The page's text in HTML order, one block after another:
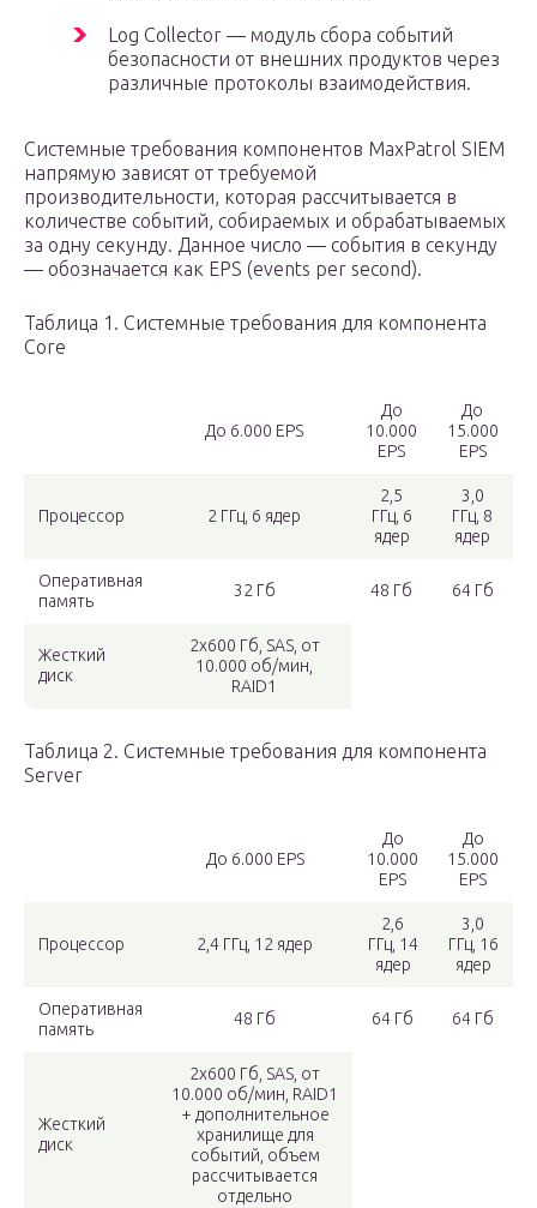
Log Collector — модуль сбора событий
безопасности от внешних продуктов через
различные протоколы взаимодействия.
Системные требования компонентов MaxPatrol SIEM
напрямую зависят от требуемой
производительности, которая рассчитывается в
количестве событий, собираемых и обрабатываемых
за одну секунду. Данное число — события в секунду
— обозначается как EPS (events per second).
Таблица 1. Системные требования для компонента
Core
До 6.000 EPS
До
10.000
EPS
До
15.000
EPS
Процессор 2 ГГц, 6 ядер
2,5
ГГц, 6
ядер
3,0
ГГц, 8
ядер
Оперативная
память
32 Гб 48 Гб 64 Гб
Жесткий
диск
2х600 Гб, SAS, от
10.000 об/мин,
RAID1
Таблица 2. Системные требования для компонента
Server
До 6.000 EPS
До
10.000
EPS
До
15.000
EPS
Процессор 2,4 ГГц, 12 ядер
2,6
ГГц, 14
ядер
3,0
ГГц, 16
ядер
Оперативная
память
48 Гб 64 Гб 64 Гб
Жесткий
диск
2х600 Гб, SAS, от
10.000 об/мин, RAID1
+ дополнительное
хранилище для
событий, объем
рассчитывается
отдельно